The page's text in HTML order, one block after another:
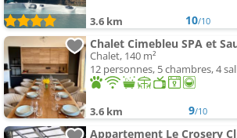
3.6 km 10/10
Chalet Cimebleu SPA et
Chalet, 140 m²
12 personnes, 5 chambres, 4
3.6 km 9/10